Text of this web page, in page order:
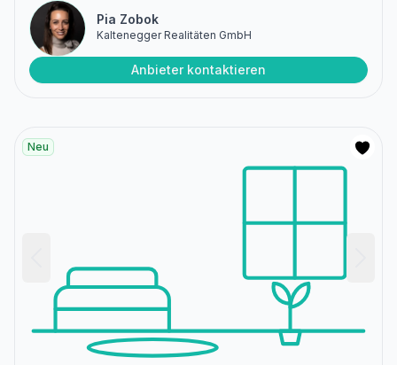
Pia Zobok
Kaltenegger Realitäten GmbH
Anbieter kontaktieren
Neu